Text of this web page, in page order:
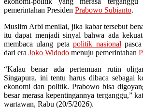
pemerintahan Presiden Prabowo Subianto.
Muslim Arbi menilai, jika kabar tersebut
itu dapat menjadi sinyal bahwa ada
membaca ulang petapolitik nasional
dari era Joko Widodo menuju pemerintahan
“Kalau benar ada pertemuan rutin
Singapura, ini tentu harus dibaca sebagai
ekonomi dan politik. Prabowo bisa
besar merasa kepentingannya terganggu,”
wartawan, Rabu (20/5/2026).